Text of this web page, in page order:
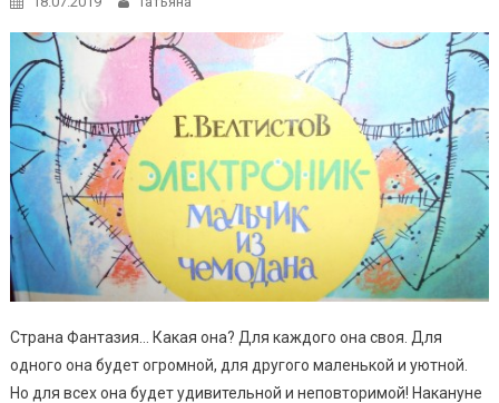
Страна Фантазия… Какая она? Для каждого она своя. Для
одного она будет огромной, для другого маленькой и уютной.
Но для всех она будет удивительной и неповторимой! Накануне